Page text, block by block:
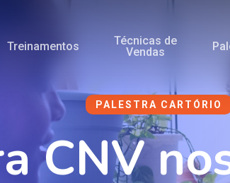
Treinamentos
Técnicas de
Vendas
PALESTRA CARTÓRIO
a CNV no